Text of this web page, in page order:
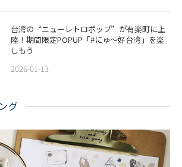
台湾の“ニューレトロポップ”が有楽町に上
陸！期間限定POPUP「#にゅ〜好台湾」を楽
しもう
2026-01-13
グ